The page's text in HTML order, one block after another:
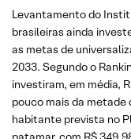
Levantamento do
brasileiras ainda
as metas de
2033. Segundo o
investiram, em média,
pouco mais da metade
habitante prevista no